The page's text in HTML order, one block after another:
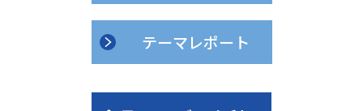
テーマレポート